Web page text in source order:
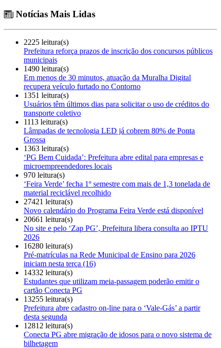
Notícias Mais Lidas
2225 leitura(s)
Prefeitura reforça prazos de inscrição dos concursos públicos
municipais
1490 leitura(s)
Em menos de 30 minutos, atuação da Muralha Digital
recupera veículo furtado no Contorno
1351 leitura(s)
Usuários têm últimos dias para solicitar o uso de créditos do
transporte coletivo
1113 leitura(s)
Lâmpadas de tecnologia LED já cobrem 80% de Ponta
Grossa
1363 leitura(s)
‘PG Bem Cuidada’: Prefeitura abre edital para empresas e
microempreendedores locais
970 leitura(s)
‘Feira Verde’ fecha 1º semestre com mais de 1,3 tonelada de
material reciclável recolhido
27421 leitura(s)
Novo calendário do Programa Feira Verde está disponível
20661 leitura(s)
No site e pelo ‘Zap PG’, Prefeitura libera consulta ao IPTU
2026
16280 leitura(s)
Pré-matrículas na Rede Municipal de Ensino para 2026
iniciam nesta terça (16)
14332 leitura(s)
Estudantes que utilizam meia-passagem poderão emitir o
cartão Conecta PG
13255 leitura(s)
Prefeitura abre cadastro on-line para o ‘Vale-Gás’ a partir
desta segunda
12812 leitura(s)
Conecta PG abre migração de idosos para o novo sistema de
bilhetagem